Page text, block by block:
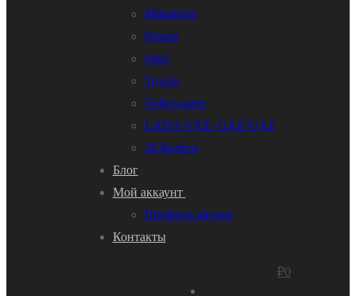
Mitsubishi
Nissan
Opel
Toyota
Volkswagen
LADA-VAZ- GAZ-UAZ
3d Колеса
Блог
Мой аккаунт
Профиль автора
Контакты
₽0